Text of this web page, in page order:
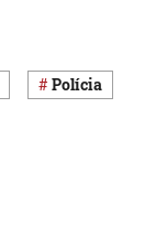
polícia